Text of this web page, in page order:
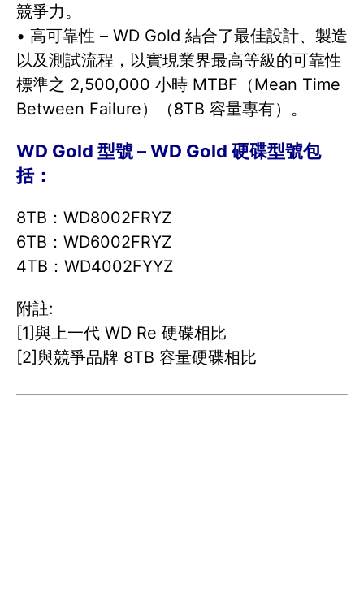
競爭力。
• 高可靠性 – WD Gold 結合了最佳設計、製造
以及測試流程，以實現業界最高等級的可靠性
標準之 2,500,000 小時 MTBF（Mean Time
Between Failure）（8TB 容量專有）。
WD Gold 型號 – WD Gold 硬碟型號包
括：
8TB：WD8002FRYZ
6TB：WD6002FRYZ
4TB：WD4002FYYZ
附註:
[1]與上一代 WD Re 硬碟相比
[2]與競爭品牌 8TB 容量硬碟相比